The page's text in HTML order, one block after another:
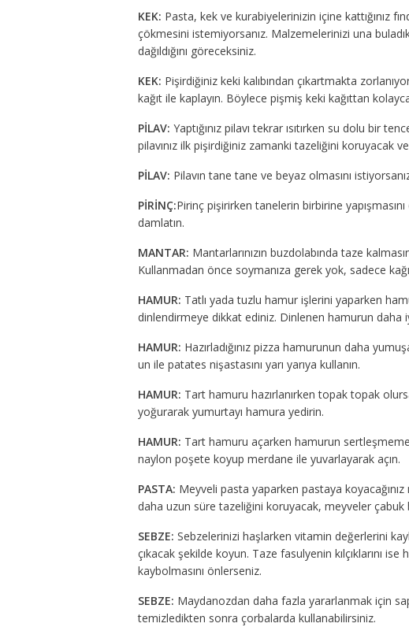
KEK: Pasta, kek ve kurabiyelerinizin içine kattığınız
çökmesini istemiyorsanız. Malzemelerinizi una
dağıldığını göreceksiniz.
KEK: Pişirdiğiniz keki kalıbından çıkartmakta
kağıt ile kaplayın. Böylece pişmiş keki kağıttan
PİLAV: Yaptığınız pilavı tekrar ısıtırken su dolu bir
pilavınız ilk pişirdiğiniz zamanki tazeliğini koruyacak
PİLAV: Pilavın tane tane ve beyaz olmasını
PİRİNÇ:Pirinç pişirirken tanelerin birbirine
damlatın.
MANTAR: Mantarlarınızın buzdolabında taze
Kullanmadan önce soymanıza gerek yok, sadece
HAMUR: Tatlı yada tuzlu hamur işlerini yaparken
dinlendirmeye dikkat ediniz. Dinlenen hamurun daha
HAMUR: Hazırladığınız pizza hamurunun daha
un ile patates nişastasını yarı yarıya kullanın.
HAMUR: Tart hamuru hazırlanırken topak topak
yoğurarak yumurtayı hamura yedirin.
HAMUR: Tart hamuru açarken hamurun
naylon poşete koyup merdane ile yuvarlayarak açın.
PASTA: Meyveli pasta yaparken pastaya
daha uzun süre tazeliğini koruyacak, meyveler çabuk
SEBZE: Sebzelerinizi haşlarken vitamin değerlerini
çıkacak şekilde koyun. Taze fasulyenin kılçıklarını
kaybolmasını önlerseniz.
SEBZE: Maydanozdan daha fazla yararlanmak için
temizledikten sonra çorbalarda kullanabilirsiniz.